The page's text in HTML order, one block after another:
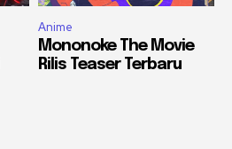
Anime
Mononoke The Movie
Rilis Teaser Terbaru